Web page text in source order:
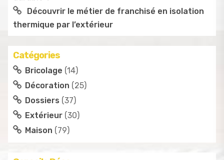
Découvrir le métier de franchisé en isolation
thermique par l’extérieur
Catégories
Bricolage (14)
Décoration (25)
Dossiers (37)
Extérieur (30)
Maison (79)